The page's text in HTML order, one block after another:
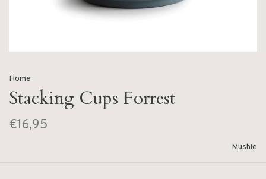
Home
Stacking Cups Forrest
€16,95
Mushie